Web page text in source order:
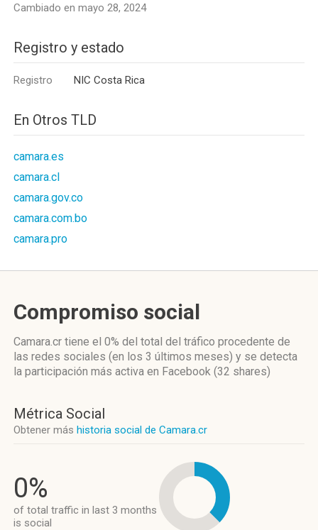
Cambiado en mayo 28, 2024
Registro y estado
Registro NIC Costa Rica
En Otros TLD
camara.es
camara.cl
camara.gov.co
camara.com.bo
camara.pro
Compromiso social
Camara.cr tiene el 0% del total del tráfico procedente de
las redes sociales (en los 3 últimos meses) y se detecta
la participación más activa en Facebook (32 shares)
Métrica Social
Obtener más historia social de Camara.cr
0%
of total traffic in last 3 months
is social